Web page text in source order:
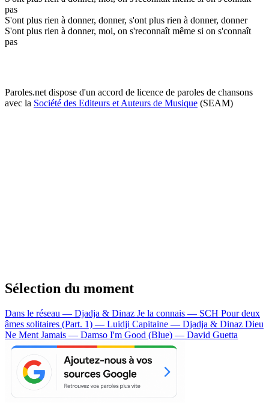
pas
S'ont plus rien à donner, donner, s'ont plus rien à donner, donner
S'ont plus rien à donner, moi, on s'reconnaît même si on s'connaît
pas
Paroles.net dispose d'un accord de licence de paroles de chansons
avec la Société des Editeurs et Auteurs de Musique (SEAM)
Sélection du moment
Dans le réseau — Djadja & Dinaz Je la connais — SCH Pour deux
âmes solitaires (Part. 1) — Luidji Capitaine — Djadja & Dinaz Dieu
Ne Ment Jamais — Damso I'm Good (Blue) — David Guetta